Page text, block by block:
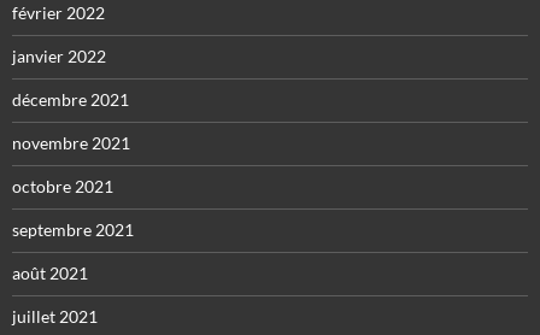
février 2022
janvier 2022
décembre 2021
novembre 2021
octobre 2021
septembre 2021
août 2021
juillet 2021